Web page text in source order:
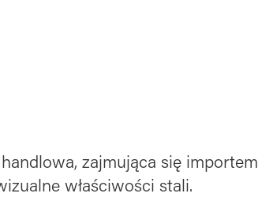
zajmująca się importem
właściwości stali.